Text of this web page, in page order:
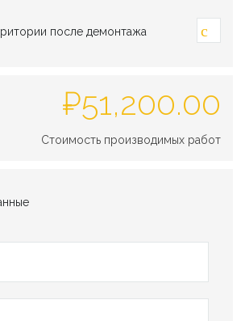
после демонтажа
₽51,200.00
Стоимость производимых работ